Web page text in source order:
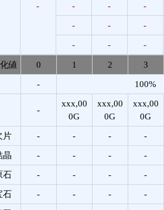
- - - -
- - -
- - -
値 0 1 2 3
- 100%
-
xxx,00
0G
xxx,00
0G
xxx,00
0G
片 - - - -
晶 - - - -
石 - - - -
石 - - - -